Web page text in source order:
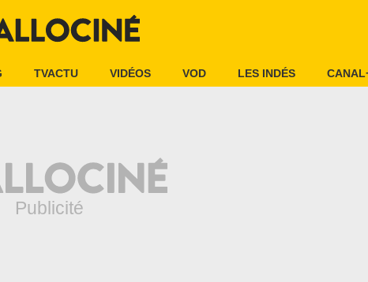
TVACTU VIDÉOS VOD LES INDÉS